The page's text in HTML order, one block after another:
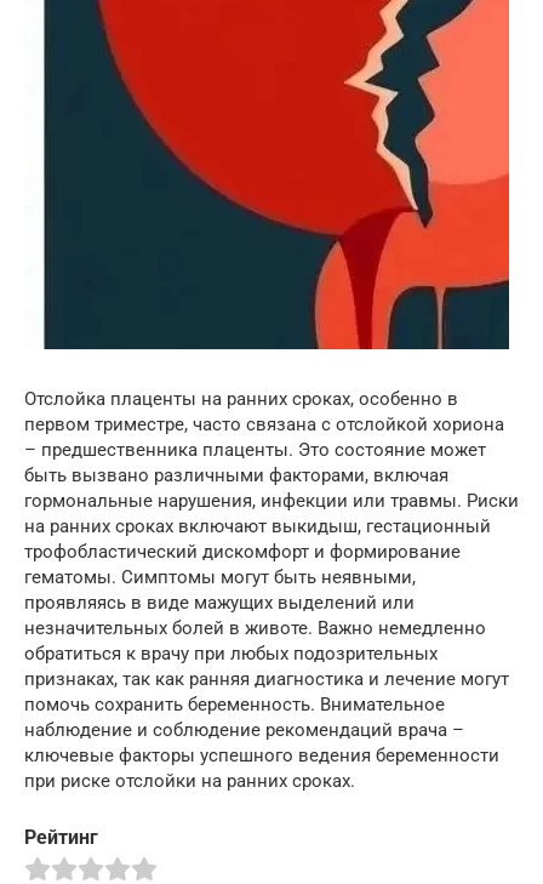
Отслойка плаценты на ранних сроках, особенно в
первом триместре, часто связана с отслойкой хориона
– предшественника плаценты. Это состояние может
быть вызвано различными факторами, включая
гормональные нарушения, инфекции или травмы. Риски
на ранних сроках включают выкидыш, гестационный
трофобластический дискомфорт и формирование
гематомы. Симптомы могут быть неявными,
проявляясь в виде мажущих выделений или
незначительных болей в животе. Важно немедленно
обратиться к врачу при любых подозрительных
признаках, так как ранняя диагностика и лечение могут
помочь сохранить беременность. Внимательное
наблюдение и соблюдение рекомендаций врача –
ключевые факторы успешного ведения беременности
при риске отслойки на ранних сроках.
Рейтинг